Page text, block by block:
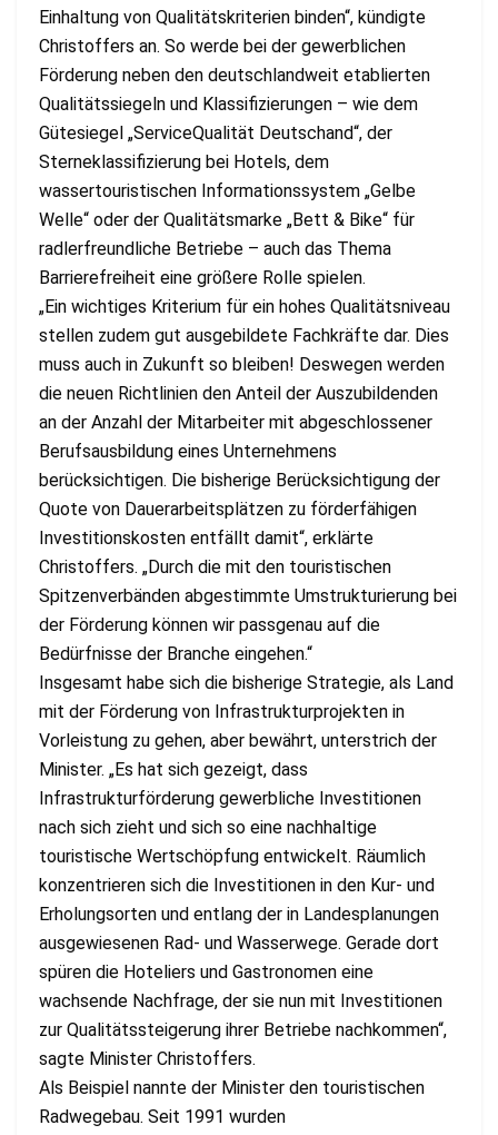
Einhaltung von Qualitätskriterien binden“, kündigte
Christoffers an. So werde bei der gewerblichen
Förderung neben den deutschlandweit etablierten
Qualitätssiegeln und Klassifizierungen – wie dem
Gütesiegel „ServiceQualität Deutschand“, der
Sterneklassifizierung bei Hotels, dem
wassertouristischen Informationssystem „Gelbe
Welle“ oder der Qualitätsmarke „Bett & Bike“ für
radlerfreundliche Betriebe – auch das Thema
Barrierefreiheit eine größere Rolle spielen.
„Ein wichtiges Kriterium für ein hohes Qualitätsniveau
stellen zudem gut ausgebildete Fachkräfte dar. Dies
muss auch in Zukunft so bleiben! Deswegen werden
die neuen Richtlinien den Anteil der Auszubildenden
an der Anzahl der Mitarbeiter mit abgeschlossener
Berufsausbildung eines Unternehmens
berücksichtigen. Die bisherige Berücksichtigung der
Quote von Dauerarbeitsplätzen zu förderfähigen
Investitionskosten entfällt damit“, erklärte
Christoffers. „Durch die mit den touristischen
Spitzenverbänden abgestimmte Umstrukturierung bei
der Förderung können wir passgenau auf die
Bedürfnisse der Branche eingehen.“
Insgesamt habe sich die bisherige Strategie, als Land
mit der Förderung von Infrastrukturprojekten in
Vorleistung zu gehen, aber bewährt, unterstrich der
Minister. „Es hat sich gezeigt, dass
Infrastrukturförderung gewerbliche Investitionen
nach sich zieht und sich so eine nachhaltige
touristische Wertschöpfung entwickelt. Räumlich
konzentrieren sich die Investitionen in den Kur‑ und
Erholungsorten und entlang der in Landesplanungen
ausgewiesenen Rad‑ und Wasserwege. Gerade dort
spüren die Hoteliers und Gastronomen eine
wachsende Nachfrage, der sie nun mit Investitionen
zur Qualitätssteigerung ihrer Betriebe nachkommen“,
sagte Minister Christoffers.
Als Beispiel nannte der Minister den touristischen
Radwegebau. Seit 1991 wurden